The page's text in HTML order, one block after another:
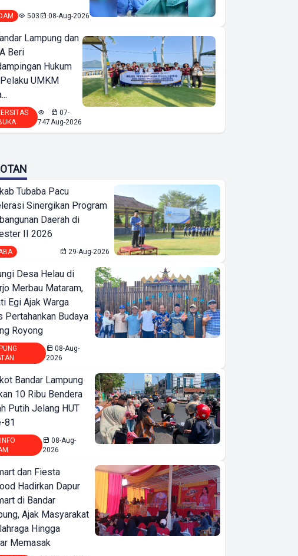
503 08-Aug-2026
Lampung dan
Beri
Hukum
UMKM
747
07-
Aug-2026
Tubaba Pacu
Sinergikan Program
Daerah di
II 2026
29-Aug-2026
Desa Helau di
Merbau Mataram,
Egi Ajak Warga
Pertahankan Budaya
Royong
08-Aug-
2026
Bandar Lampung
10 Ribu Bendera
Putih Jelang HUT
81
08-Aug-
2026
dan Fiesta
Hadirkan Dapur
di Bandar
Ajak Masyarakat
Hingga
Memasak